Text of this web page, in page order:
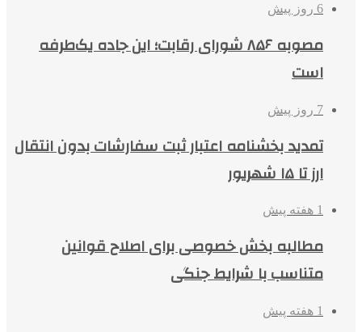
6 روز پیش
مصوبه ۸۵۶ شورای رقابت؛ این جاده یک‌طرفه
است
7 روز پیش
تمدید بخشنامه اعتبار ثبت سفارشات بدون انتقال
ارز تا ۱۵ شهریور
1 هفته پیش
مطالبه بخش خصوصی برای اصلاح قوانین
متناسب با شرایط جنگی
1 هفته پیش